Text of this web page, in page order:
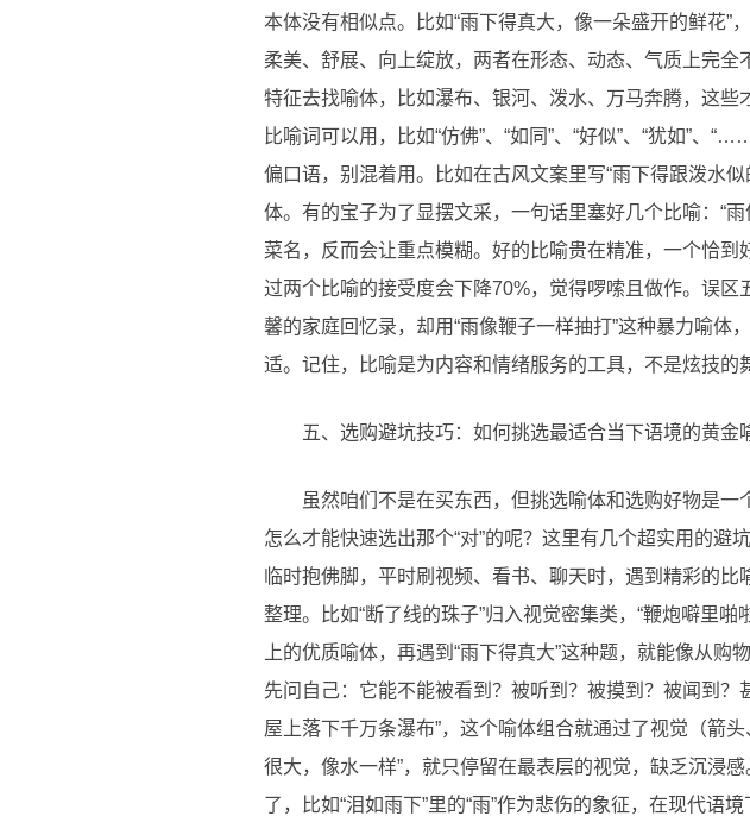
本体没有相似点。比如“雨下得真大，像一朵盛开的鲜花
柔美、舒展、向上绽放，两者在形态、动态、气质上完
特征去找喻体，比如瀑布、银河、泼水、万马奔腾，这些
比喻词可以用，比如“仿佛”、“如同”、“好似”、“犹如”
偏口语，别混着用。比如在古风文案里写“雨下得跟泼水
体。有的宝子为了显摆文采，一句话里塞好几个比喻：“
菜名，反而会让重点模糊。好的比喻贵在精准，一个恰
过两个比喻的接受度会下降70%，觉得啰嗦且做作。误
馨的家庭回忆录，却用“雨像鞭子一样抽打”这种暴力喻体
适。记住，比喻是为内容和情绪服务的工具，不是炫技的
五、选购避坑技巧：如何挑选最适合当下语境的黄金
虽然咱们不是在买东西，但挑选喻体和选购好物是
怎么才能快速选出那个“对”的呢？这里有几个超实用的避
临时抱佛脚，平时刷视频、看书、聊天时，遇到精彩的比
整理。比如“断了线的珠子”归入视觉密集类，“鞭炮噼里
上的优质喻体，再遇到“雨下得真大”这种题，就能像从购
先问自己：它能不能被看到？被听到？被摸到？被闻到
屋上落下千万条瀑布”，这个喻体组合就通过了视觉（箭
很大，像水一样”，就只停留在最表层的视觉，缺乏沉浸
了，比如“泪如雨下”里的“雨”作为悲伤的象征，在现代语